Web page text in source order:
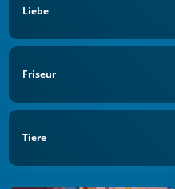
Liebe
Friseur
Tiere